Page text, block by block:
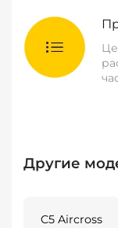
Другие
C5 Aircross